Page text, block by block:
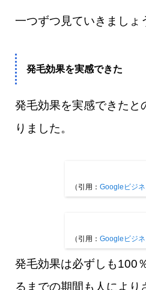
一つずつ見ていきましょ
発毛効果を実感できた
発毛効果を実感できたと
りました。
（引用： Googleビジ
（引用： Googleビジ
発毛効果は必ずしも100
るまでの期間も人により